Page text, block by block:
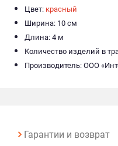
Цвет: красный
Ширина: 10 см
Длина: 4 м
Количество изделий в
Производитель: ООО
Гарантии и возврат